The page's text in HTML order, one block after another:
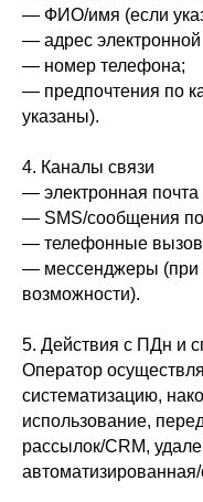
— ФИО/имя (если
— адрес
— номер телефона;
— предпочтения по
указаны).
4. Каналы связи
— электронная почта
— SMS/сообщения по
— телефонные
— мессенджеры (при
возможности).
5. Действия с ПДн и
Оператор
систематизацию,
использование,
рассылок/CRM,